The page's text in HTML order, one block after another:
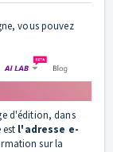
vous pouvez
d'édition, dans
l'adresse e-
sur la